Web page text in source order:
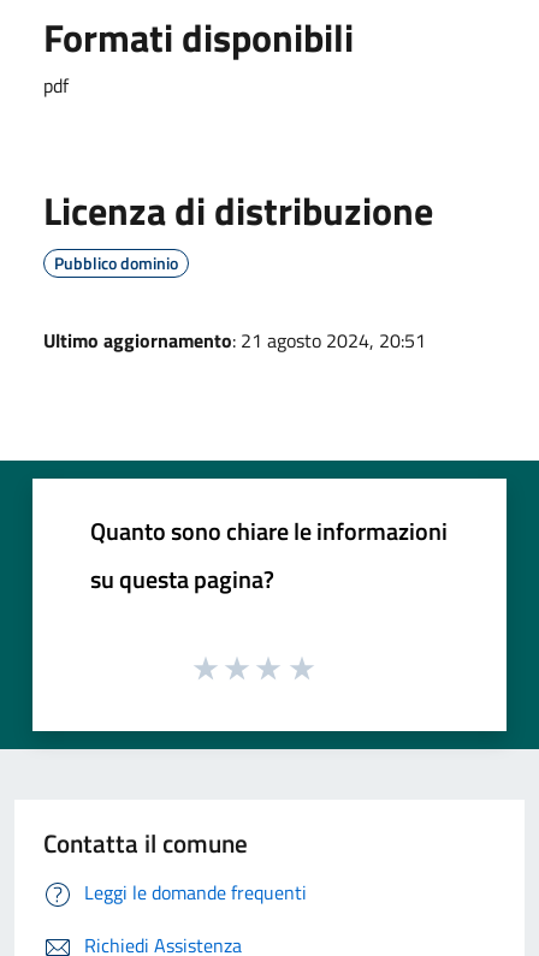
Formati disponibili
pdf
Licenza di distribuzione
Pubblico dominio
Ultimo aggiornamento: 21 agosto 2024, 20:51
Quanto sono chiare le informazioni
su questa pagina?
Contatta il comune
Leggi le domande frequenti
Richiedi Assistenza